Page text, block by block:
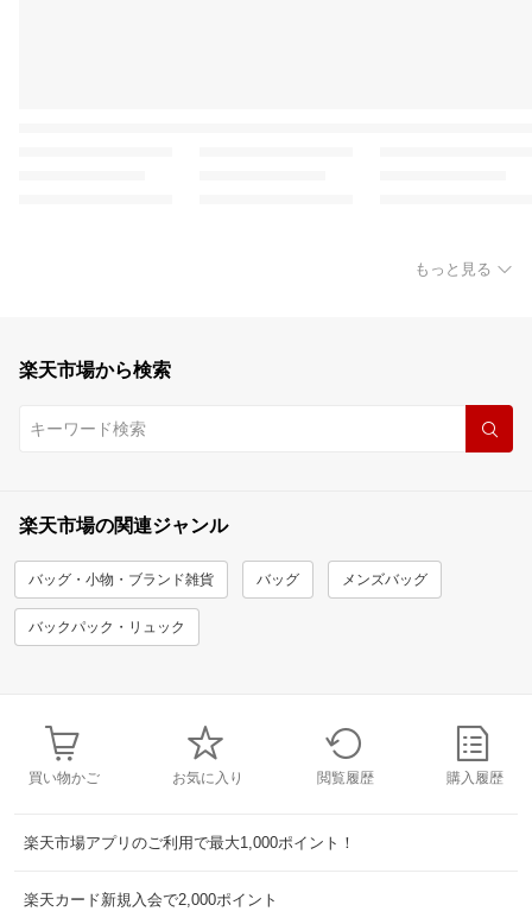
もっと見る
楽天市場から検索
楽天市場の関連ジャンル
バッグ・小物・ブランド雑貨 バッグ メンズバッグ
バックパック・リュック
買い物かご お気に入り 閲覧履歴 購入履歴
楽天市場アプリのご利用で最大1,000ポイント！
楽天カード新規入会で2,000ポイント